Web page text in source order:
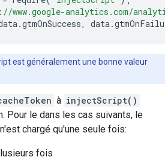
www.google-analytics.com/
.gtmOnSuccess, data .
est généralement une bonne valeur
à injectScript()
Pour le dans les cas suivants, le
n'est chargé qu'une seule fois:
fois